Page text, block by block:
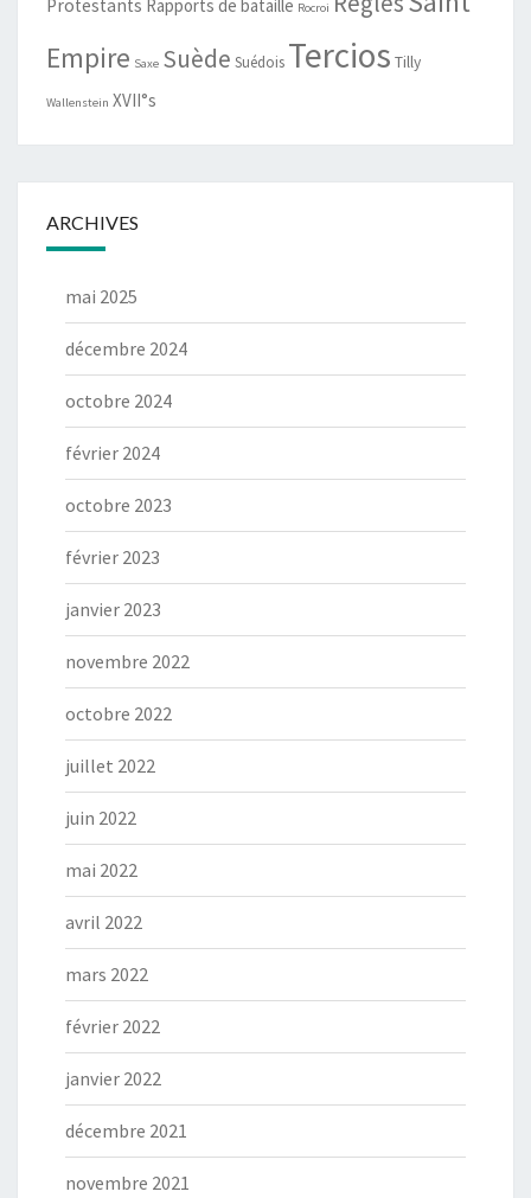
Protestants Rapports de bataille Rocroi
Empire Saxe Suède Suédois Tercios Tilly
Wallenstein XVII°s
ARCHIVES
mai 2025
décembre 2024
octobre 2024
février 2024
octobre 2023
février 2023
janvier 2023
novembre 2022
octobre 2022
juillet 2022
juin 2022
mai 2022
avril 2022
mars 2022
février 2022
janvier 2022
décembre 2021
novembre 2021